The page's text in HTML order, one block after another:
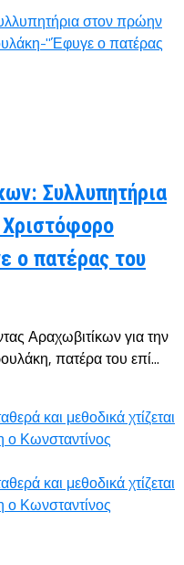
Συλλυπητήρια
ο πατέρας του
Αραχωβιτίκων για την
πατέρα του επί...